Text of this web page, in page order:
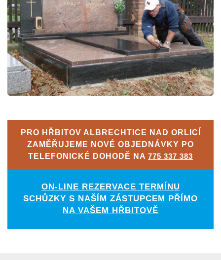
PRO HŘBITOV ALBRECHTICE NAD ORLICÍ
ZAMĚŘUJEME NOVÉ OBJEDNÁVKY PO
TELEFONICKÉ DOHODĚ NA 775 337 383
ON-LINE REZERVACE TERMÍNU
SCHŮZKY S NAŠÍM ZÁSTUPCEM PŘÍMO
NA VAŠEM HŘBITOVĚ